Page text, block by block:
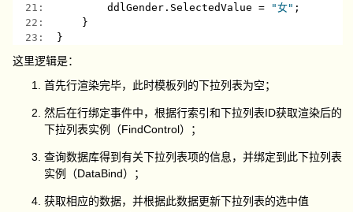
  21:
        ddlGender.SelectedValue =
"女" ;
  22:
    }
  23:
}
这里逻辑是：
首先行渲染完毕，此时模板列的下拉列表为空；
然后在行绑定事件中，根据行索引和下拉列表ID获取渲染后的
下拉列表实例（FindControl）；
查询数据库得到有关下拉列表项的信息，并绑定到此下拉列表
实例（DataBind）；
获取相应的数据，并根据此数据更新下拉列表的选中值